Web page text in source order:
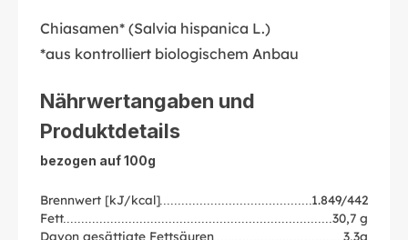
Chiasamen* (Salvia hispanica L.)
*aus kontrolliert biologischem Anbau
Nährwertangaben und
Produktdetails
bezogen auf 100g
Brennwert [kJ/kcal]
1.849/442
Fett
30,7 g
Davon gesättigte Fettsäuren
3,3g